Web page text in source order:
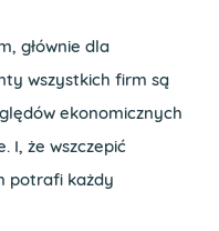
głównie dla
wszystkich firm są
ekonomicznych
I, że wszczepić
potrafi każdy